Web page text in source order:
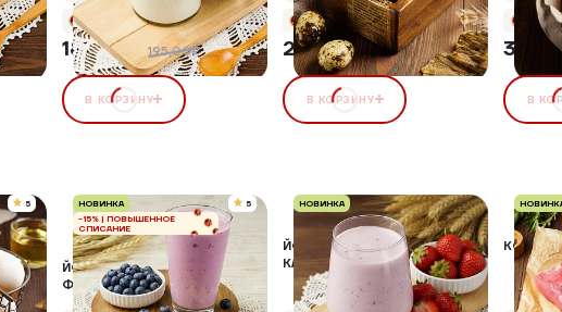
+9 бонусов
185,25 ₽195,00₽ 5%
В КОРЗИНУ
+14 бонусов
299,00 ₽
В КОРЗИНУ
+15
В
5
НОВИНКА
-15% | ПОВЫШЕННОЕ
СПИСАНИЕ
5
ЙОГУРТ ПИТЬЕВОЙ С
ФРУКТОВЫМ
НАПОЛНИТЕЛЕМ "ЧЕРНИКА"
НОВИНКА
ЙОГУРТ ПИТЬЕВОЙ
КЛУБНИКА, 2,5%